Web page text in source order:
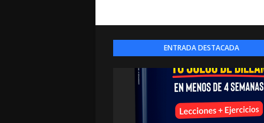
ENTRADA DESTACADA